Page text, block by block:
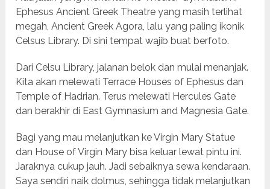
Ephesus Ancient Greek Theatre yang masih terlihat
megah, Ancient Greek Agora, lalu yang paling ikonik
Celsus Library. Di sini tempat wajib buat berfoto.
Dari Celsu Library, jalanan belok dan mulai menanjak.
Kita akan melewati Terrace Houses of Ephesus dan
Temple of Hadrian. Terus melewati Hercules Gate
dan berakhir di East Gymnasium and Magnesia Gate.
Bagi yang mau melanjutkan ke Virgin Mary Statue
dan House of Virgin Mary bisa keluar lewat pintu ini.
Jaraknya cukup jauh. Jadi sebaiknya sewa kendaraan.
Saya sendiri naik dolmus, sehingga tidak melanjutkan